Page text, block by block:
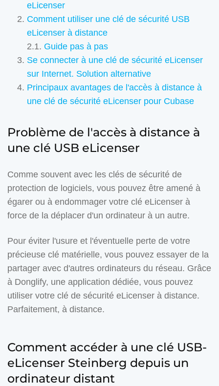
eLicenser
Comment utiliser une clé de sécurité USB
eLicenser à distance
2.1. Guide pas à pas
Se connecter à une clé de sécurité eLicenser
sur Internet. Solution alternative
Principaux avantages de l'accès à distance à
une clé de sécurité eLicenser pour Cubase
Problème de l'accès à distance à
une clé USB eLicenser
Comme souvent avec les clés de sécurité de
protection de logiciels, vous pouvez être amené à
égarer ou à endommager votre clé eLicenser à
force de la déplacer d'un ordinateur à un autre.
Pour éviter l'usure et l'éventuelle perte de votre
précieuse clé matérielle, vous pouvez essayer de la
partager avec d'autres ordinateurs du réseau. Grâce
à Donglify, une application dédiée, vous pouvez
utiliser votre clé de sécurité eLicenser à distance.
Parfaitement, à distance.
Comment accéder à une clé USB-
eLicenser Steinberg depuis un
ordinateur distant